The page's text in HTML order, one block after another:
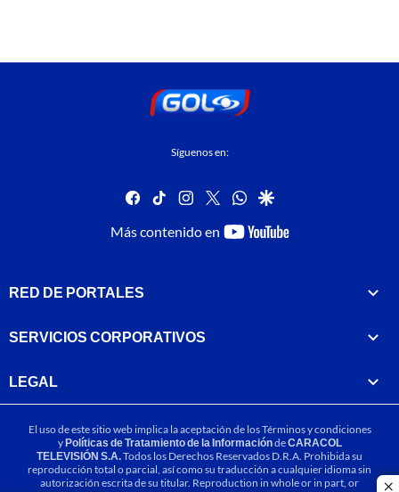
Síguenos en:
facebook
tiktok instagram
twitterwhatsapp
google
Más contenido en
youtube-
RED DE PORTALES
SERVICIOS CORPORATIVOS
LEGAL
El uso de este sitio web implica la aceptación de losTérminos y condiciones
yPolíticas de Tratamiento de la InformacióndeCARACOL
TELEVISIÓN S.A.Todos los Derechos Reservados D.R.A. Prohibida su
reproducción total o parcial, así como su traducción a cualquier idioma sin
autorización escrita de su titular. Reproduction in whole or in part, or